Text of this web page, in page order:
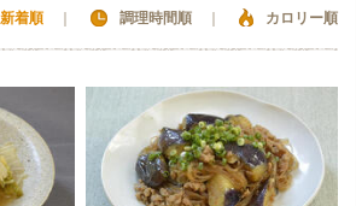
菜・いも類 きのこ
くだもの
新着順 調理時間順 カロリー順